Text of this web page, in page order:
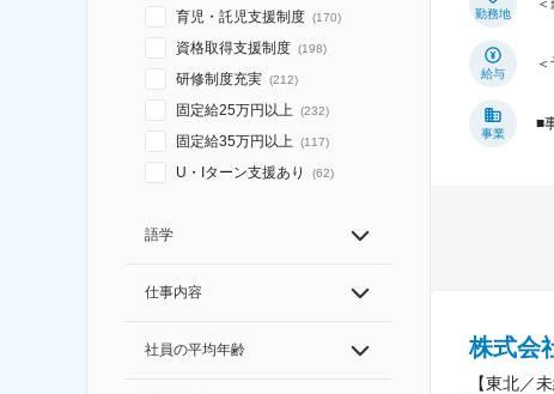
育児・託児支援制度 (170)
資格取得支援制度 (198)
研修制度充実 (212)
固定給25万円以上 (232)
固定給35万円以上 (117)
U・Iターン支援あり (62)
語学
仕事内容
社員の平均年齢
勤務地
給与
事業
■
株式会
【東北／